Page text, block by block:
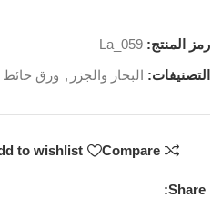
رمز المنتج:La_059
التصنيفات: البحار والجزر , ورق حائط
Compare
to wishlist
Share: